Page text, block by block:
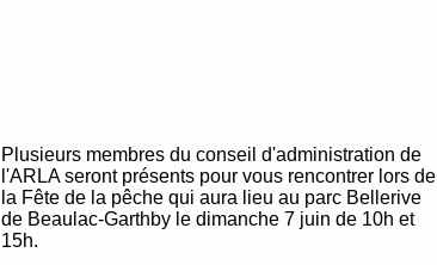
Plusieurs membres du conseil d'administration de
l'ARLA seront présents pour vous rencontrer lors de
la Fête de la pêche qui aura lieu au parc Bellerive
de Beaulac-Garthby le dimanche 7 juin de 10h et
15h.